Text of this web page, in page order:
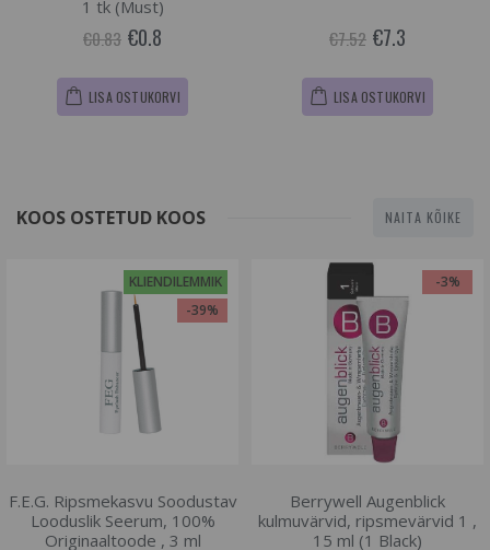
1 tk (Must)
€0.83 €0.8
LISA OSTUKORVI
€7.52 €7.3
LISA OSTUKORVI
KOOS OSTETUD KOOS NAITA KÕIKE
KLIENDILEMMIK
-39%
F.E.G. Ripsmekasvu Soodustav
Looduslik Seerum, 100%
Originaaltoode , 3 ml
-3%
Berrywell Augenblick
kulmuvärvid, ripsmevärvid 1 ,
15 ml (1 Black)